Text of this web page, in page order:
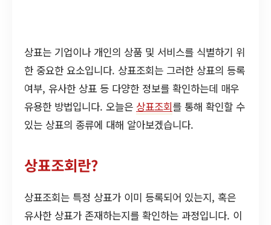
상표는 기업이나 개인의 상품 및 서비스를 식별하기 위
한 중요한 요소입니다. 상표조회는 그러한 상표의 등록
여부, 유사한 상표 등 다양한 정보를 확인하는데 매우
유용한 방법입니다. 오늘은 상표조회를 통해 확인할 수
있는 상표의 종류에 대해 알아보겠습니다.
상표조회란?
상표조회는 특정 상표가 이미 등록되어 있는지, 혹은
유사한 상표가 존재하는지를 확인하는 과정입니다. 이